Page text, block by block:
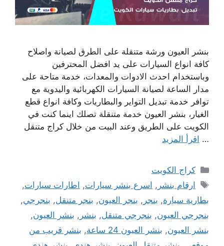
بنشر العيون ورشة متنقلة على الطرق لصيانة واصلاح
كافة انواع السيارات على يد افضل المحترفين
وباستخدام احدث الادوات والمعدات، خدمة متاحة على
مدار الساعة لصيانة السيارات الكهربائية واليدوية مع
توافر خدمة تبديل التواير والبطاريات وكافة انواع قطع
الغيار، بنشر العيون خدمة متنقلة تصلك اينما كنت في
الكويت على الطريق وعند البيت من خلال كراج متنقل
… اقرأ المزيد
التصنيفات
كراج الكويت
الوسوم
ارقام بنشر , اسرع بنشر سيارات, اطارات سيارات,
بطارية سيارة, بنجر , بنجر العيون, بنجر متنقل, بنجرجي,
بنجرجي العيون, بنجرجي متنقل, بنشر , بنشر العيون,
بنشر العيون, بنشر العيون 24 ساعة , بنشر قريب من